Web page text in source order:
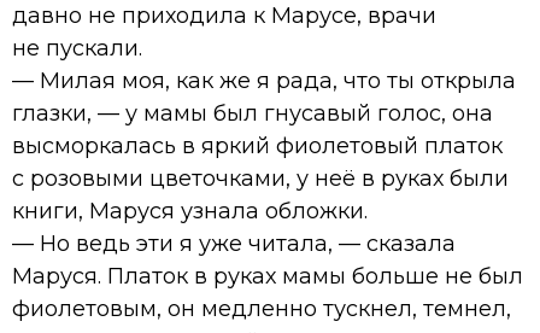
давно не приходила к Марусе, врачи
не пускали.
— Милая моя, как же я рада, что ты открыла
глазки, — у мамы был гнусавый голос, она
высморкалась в яркий фиолетовый платок
с розовыми цветочками, у неё в руках были
книги, Маруся узнала обложки.
— Но ведь эти я уже читала, — сказала
Маруся. Платок в руках мамы больше не был
фиолетовым, он медленно тускнел, темнел,